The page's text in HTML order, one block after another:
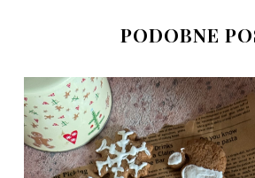
PODOBNE